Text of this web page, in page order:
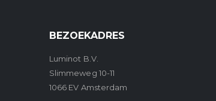
BEZOEKADRES
Luminot B.V.
Slimmeweg 10-11
1066 EV Amsterdam